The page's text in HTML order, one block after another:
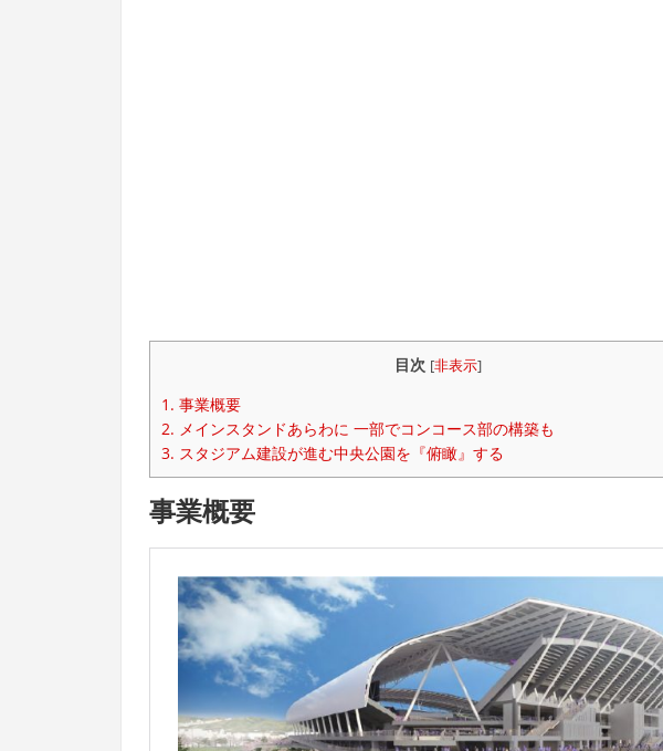
目次 [非表示]
1. 事業概要
2. メインスタンドあらわに 一部でコンコース部の構築も
3. スタジアム建設が進む中央公園を『俯瞰』する
事業概要